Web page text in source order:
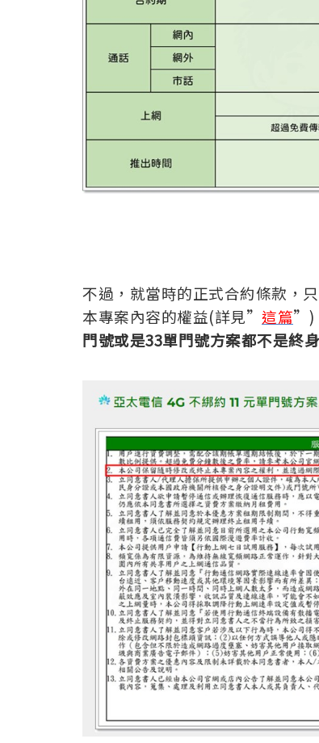
不過，就當時的正式合約條款，
本專案內容的權益(詳見” 這篇”)
門號或是33單門號方案都不是終